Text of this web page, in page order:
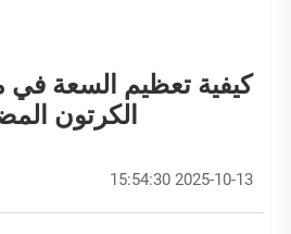
كيفية تعظيم السعة في
الكرتون
2025-10-13 15:54:30